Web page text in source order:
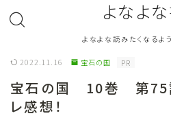
よなよ
よなよな読みたくなるよ
ジャンル Genre
2022.11.16 宝石の国 PR
宝石の国 10巻 第75話
レ感想！